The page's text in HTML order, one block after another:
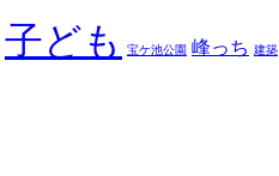
子ども 宝ケ池公園 峰っち 建築